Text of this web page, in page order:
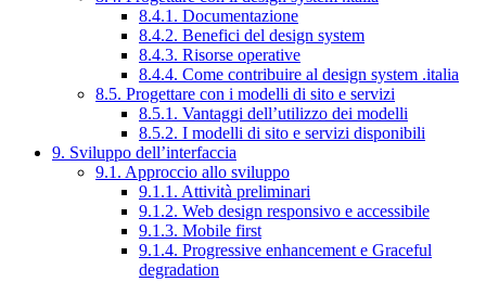
8.4.1. Documentazione
8.4.2. Benefici del design system
8.4.3. Risorse operative
8.4.4. Come contribuire al design system .italia
8.5. Progettare con i modelli di sito e servizi
8.5.1. Vantaggi dell’utilizzo dei modelli
8.5.2. I modelli di sito e servizi disponibili
9. Sviluppo dell’interfaccia
9.1. Approccio allo sviluppo
9.1.1. Attività preliminari
9.1.2. Web design responsivo e accessibile
9.1.3. Mobile first
9.1.4. Progressive enhancement e Graceful
degradation